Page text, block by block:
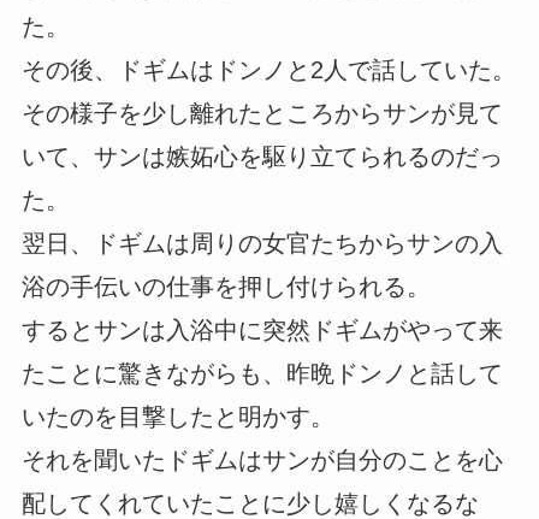
た。
その後、ドギムはドンノと2人で話していた。
その様子を少し離れたところからサンが見て
いて、サンは嫉妬心を駆り立てられるのだっ
た。
翌日、ドギムは周りの女官たちからサンの入
浴の手伝いの仕事を押し付けられる。
するとサンは入浴中に突然ドギムがやって来
たことに驚きながらも、昨晩ドンノと話して
いたのを目撃したと明かす。
それを聞いたドギムはサンが自分のことを心
配してくれていたことに少し嬉しくなるな